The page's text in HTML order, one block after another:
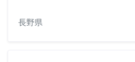
長野県